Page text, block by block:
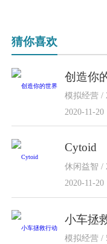
猜你喜欢
创造你
模拟经营 /
2020-11-20
Cytoid
休闲益智 /
2020-11-20
小车拯
模拟经营 /